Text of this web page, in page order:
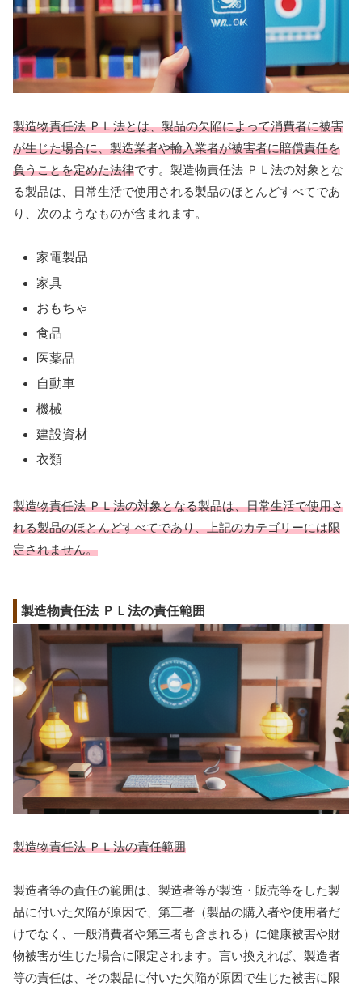
製造物責任法 ＰＬ法とは、製品の欠陥によって消費者に被害
が生じた場合に、製造業者や輸入業者が被害者に賠償責任を
負うことを定めた法律です。製造物責任法 ＰＬ法の対象とな
る製品は、日常生活で使用される製品のほとんどすべてであ
り、次のようなものが含まれます。
家電製品
家具
おもちゃ
食品
医薬品
自動車
機械
建設資材
衣類
製造物責任法 ＰＬ法の対象となる製品は、日常生活で使用さ
れる製品のほとんどすべてであり、上記のカテゴリーには限
定されません。
製造物責任法 ＰＬ法の責任範囲
製造物責任法 ＰＬ法の責任範囲
製造者等の責任の範囲は、製造者等が製造・販売等をした製
品に付いた欠陥が原因で、第三者（製品の購入者や使用者だ
けでなく、一般消費者や第三者も含まれる）に健康被害や財
物被害が生じた場合に限定されます。言い換えれば、製造者
等の責任は、その製品に付いた欠陥が原因で生じた被害に限